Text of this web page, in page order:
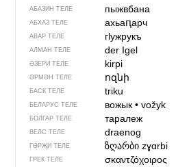
АБАЗИН ТЕЛЕ пыжвбана
АБХАЗ ТЕЛЕ ахьаԥарч
АВАР ТЕЛЕ гӏужрукъ
АЛМАН ТЕЛЕ der Igel
ӘЗЕРИ ТЕЛЕ kirpi
ӘРМӘН ТЕЛЕ ոզնի
БАСК ТЕЛЕ triku
БЕЛАРУС ТЕЛЕ вожык• vožyk
БОЛГАР ТЕЛЕ таралеж
ВЕЛС ТЕЛЕ draenog
ГӨРҖИ ТЕЛЕ ზღარბიzɣɑrbi
ГРЕК ТЕЛЕ σκαντζόχοιρος